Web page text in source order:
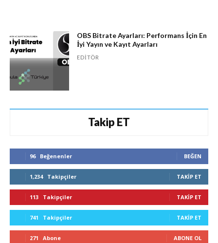
OBS Bitrate Ayarları: Performans İçin En
İyi Yayın ve Kayıt Ayarları
EDITÖR
Takip ET
96 Beğenenler BEĞEN
1,234 Takipçiler TAKIP ET
113 Takipçiler TAKIP ET
741 Takipçiler TAKIP ET
271 Abone ABONE OL